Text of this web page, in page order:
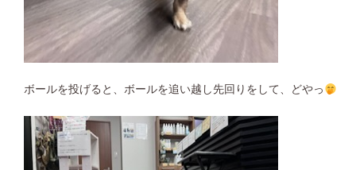
ボールを投げると、ボールを追い越し先回りをして、どやっ